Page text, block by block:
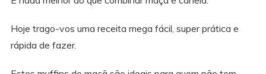
Hoje trago-vos uma receita mega fácil, super prática e
rápida de fazer.